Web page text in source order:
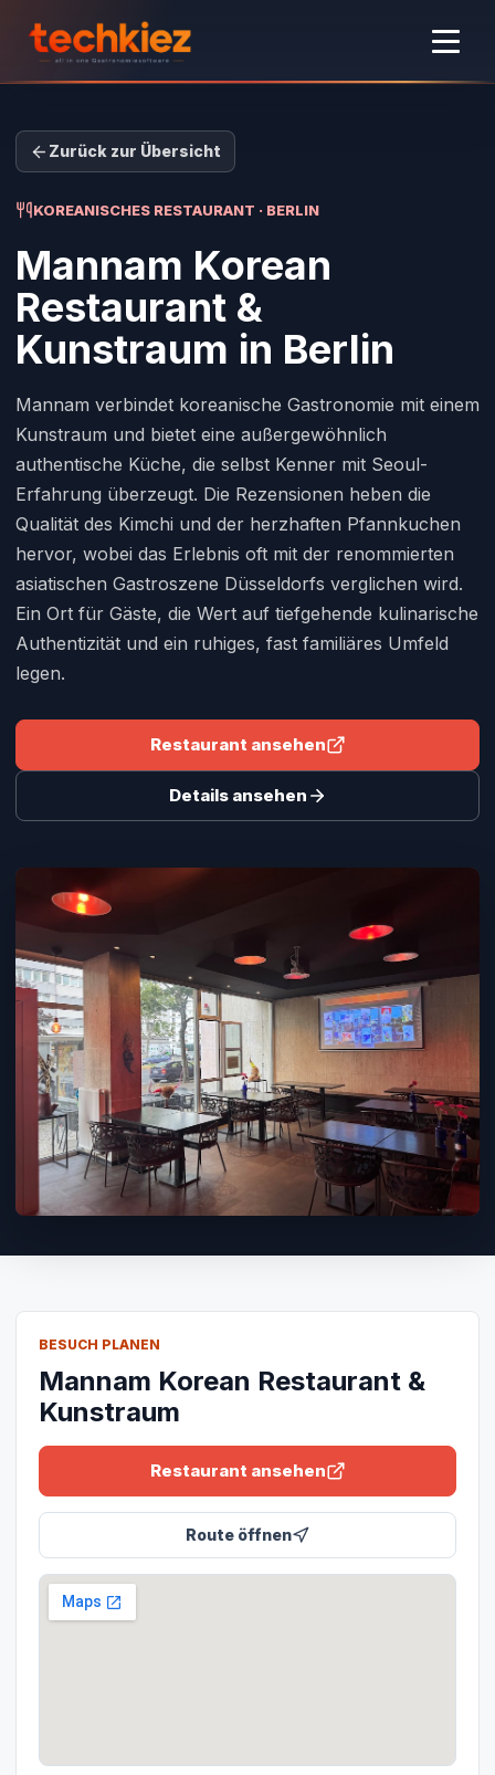
Zurück zur Übersicht
KOREANISCHES RESTAURANT · BERLIN
Mannam Korean
Restaurant &
Kunstraum in Berlin
Mannam verbindet koreanische Gastronomie mit einem
Kunstraum und bietet eine außergewöhnlich
authentische Küche, die selbst Kenner mit Seoul-
Erfahrung überzeugt. Die Rezensionen heben die
Qualität des Kimchi und der herzhaften Pfannkuchen
hervor, wobei das Erlebnis oft mit der renommierten
asiatischen Gastroszene Düsseldorfs verglichen wird.
Ein Ort für Gäste, die Wert auf tiefgehende kulinarische
Authentizität und ein ruhiges, fast familiäres Umfeld
legen.
Restaurant ansehen
Details ansehen
BESUCH PLANEN
Mannam Korean Restaurant &
Kunstraum
Restaurant ansehen
Route öffnen